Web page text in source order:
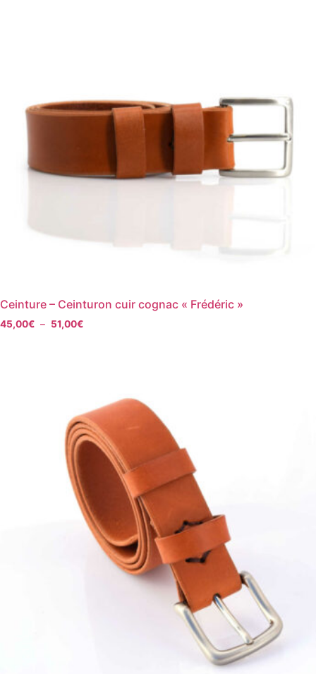
Ceinture – Ceinturon cuir cognac « Frédéric »
45,00€ – 51,00€